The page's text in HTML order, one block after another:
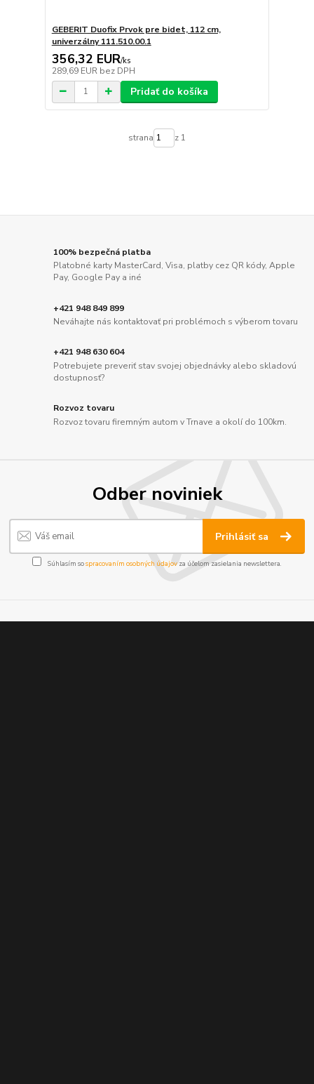
GEBERIT Duofix Prvok pre bidet, 112 cm,
univerzálny 111.510.00.1
356,32 EUR/ks
289,69 EUR bez DPH
Pridať do košíka
strana z 1
100% bezpečná platba
Platobné karty MasterCard, Visa, platby cez QR kódy, Apple
Pay, Google Pay a iné
+421 948 849 899
Neváhajte nás kontaktovať pri problémoch s výberom tovaru
+421 948 630 604
Potrebujete preveriť stav svojej objednávky alebo skladovú
dostupnosť?
Rozvoz tovaru
Rozvoz tovaru firemným autom v Trnave a okolí do 100km.
Odber noviniek
Prihlásiť sa
Súhlasím sospracovaním osobných údajov za účelom zasielania newslettera.